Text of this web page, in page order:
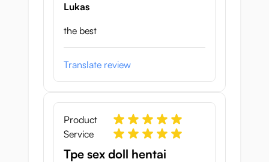
Lukas
the best
Translate review
Product
Service
Tpe sex doll hentai